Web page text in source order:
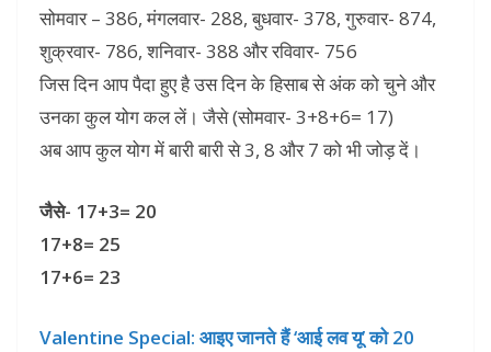
सोमवार – 386, मंगलवार- 288, बुधवार- 378, गुरुवार- 874,
शुक्रवार- 786, शनिवार- 388 और रविवार- 756
जिस दिन आप पैदा हुए है उस दिन के हिसाब से अंक को चुने और
उनका कुल योग कल लें। जैसे (सोमवार- 3+8+6= 17)
अब आप कुल योग में बारी बारी से 3, 8 और 7 को भी जोड़ दें।
जैसे- 17+3= 20
17+8= 25
17+6= 23
Valentine Special: आइए जानते हैं ‘आई लव यू’ को 20